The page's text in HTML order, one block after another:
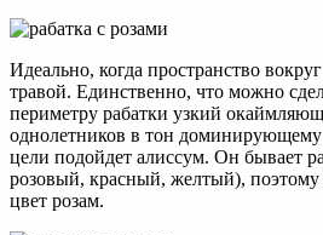
Идеально, когда пространство
травой. Единственно, что можно
периметру рабатки узкий
однолетников в тон
цели подойдет алиссум. Он бывает
розовый, красный, желтый), поэтому
цвет розам.